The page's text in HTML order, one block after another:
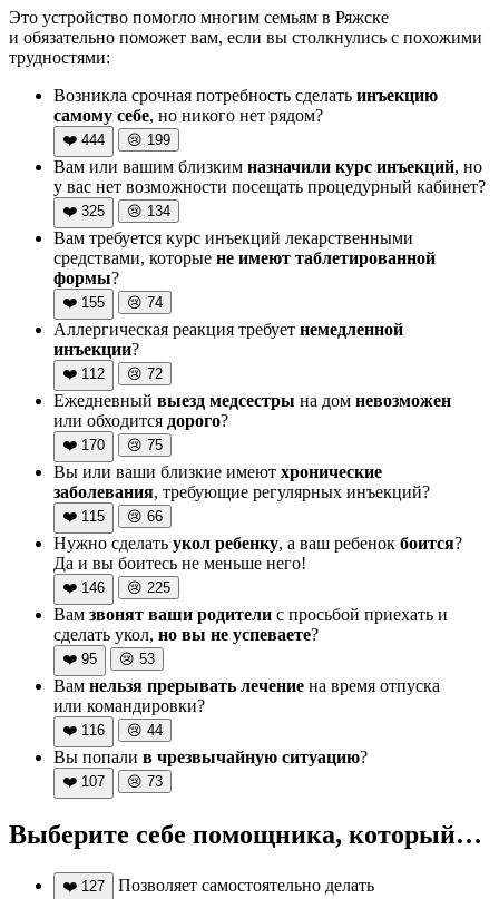
Это устройство помогло многим семьям в Ряжске
и обязательно поможет вам, если вы столкнулись с похожими
трудностями:
Возникла срочная потребность сделать инъекцию
самому себе, но никого нет рядом?
❤️ 444 😢 199
Вам или вашим близким назначили курс инъекций, но
у вас нет возможности посещать процедурный кабинет?
❤️ 325 😢 134
Вам требуется курс инъекций лекарственными
средствами, которые не имеют таблетированной
формы?
❤️ 155 😢 74
Аллергическая реакция требует немедленной
инъекции?
❤️ 112 😢 72
Ежедневный выезд медсестры на дом невозможен
или обходится дорого?
❤️ 170 😢 75
Вы или ваши близкие имеют хронические
заболевания, требующие регулярных инъекций?
❤️ 115 😢 66
Нужно сделать укол ребенку, а ваш ребенок боится?
Да и вы боитесь не меньше него!
❤️ 146 😢 225
Вам звонят ваши родители с просьбой приехать и
сделать укол, но вы не успеваете?
❤️ 95 😢 53
Вам нельзя прерывать лечение на время отпуска
или командировки?
❤️ 116 😢 44
Вы попали в чрезвычайную ситуацию?
❤️ 107 😢 73
Выберите себе помощника, который…
❤️ 127
Позволяет самостоятельно делать